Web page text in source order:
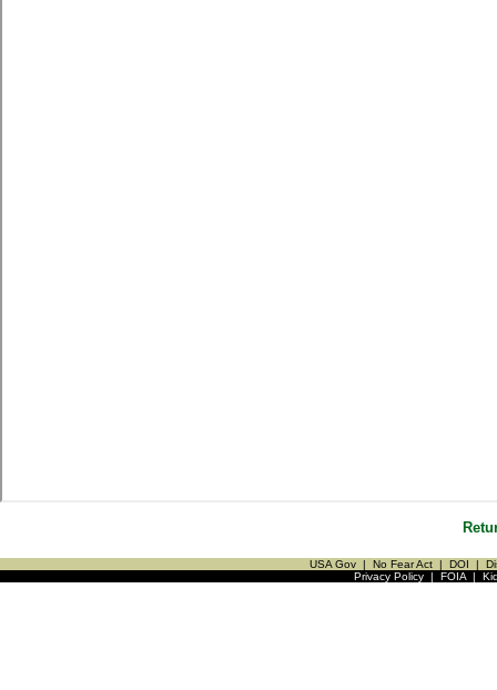
USA Gov | No Fear Act | DOI |
Privacy Policy| FOIA|